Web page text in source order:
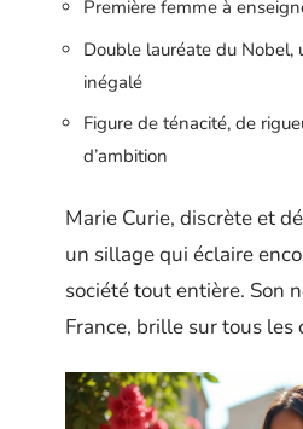
Première femme à
Double lauréate du Nobel,
inégalé
Figure de ténacité, de
d’ambition
Marie Curie, discrète et
un sillage qui éclaire
société tout entière. Son
France, brille sur tous les